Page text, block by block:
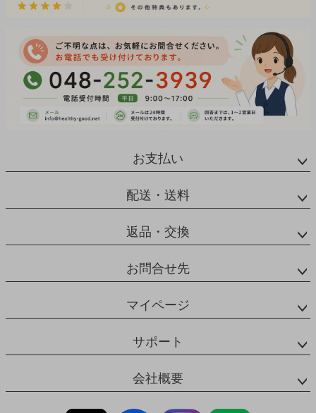
お支払い
配送・送料
返品・交換
お問合せ先
マイページ
サポート
会社概要